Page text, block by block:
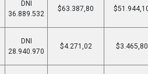
DNI
36.889.532
$63.387,80
DNI
28.940.970
$4.271,02 $3.465,80